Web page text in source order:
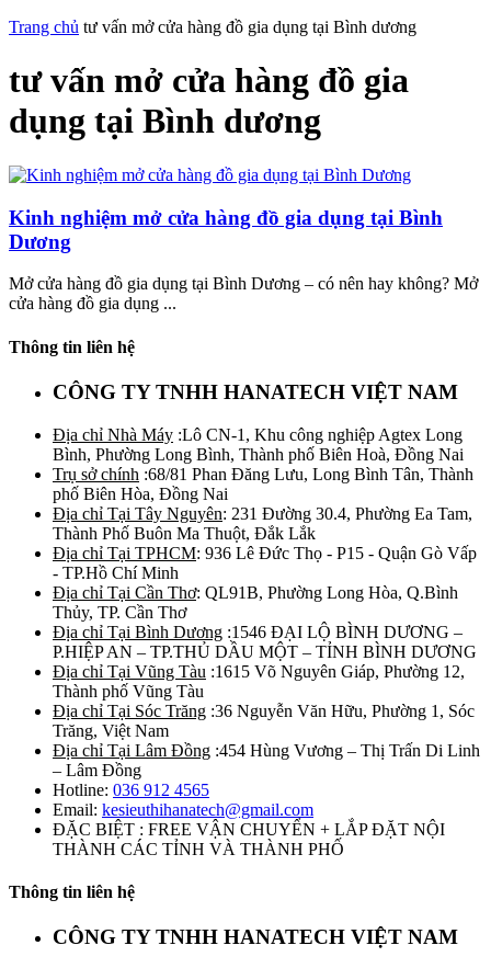
Trang chủ tư vấn mở cửa hàng đồ gia dụng tại Bình dương
tư vấn mở cửa hàng đồ gia
dụng tại Bình dương
Kinh nghiệm mở cửa hàng đồ gia dụng tại Bình
Dương
Mở cửa hàng đồ gia dụng tại Bình Dương – có nên hay không? Mở
cửa hàng đồ gia dụng ...
Thông tin liên hệ
CÔNG TY TNHH HANATECH VIỆT NAM
Địa chỉ Nhà Máy :Lô CN-1, Khu công nghiệp Agtex Long
Bình, Phường Long Bình, Thành phố Biên Hoà, Đồng Nai
Trụ sở chính :68/81 Phan Đăng Lưu, Long Bình Tân, Thành
phố Biên Hòa, Đồng Nai
Địa chỉ Tại Tây Nguyên: 231 Đường 30.4, Phường Ea Tam,
Thành Phố Buôn Ma Thuột, Đắk Lắk
Địa chỉ Tại TPHCM: 936 Lê Đức Thọ - P15 - Quận Gò Vấp
- TP.Hồ Chí Minh
Địa chỉ Tại Cần Thơ: QL91B, Phường Long Hòa, Q.Bình
Thủy, TP. Cần Thơ
Địa chỉ Tại Bình Dương :1546 ĐẠI LỘ BÌNH DƯƠNG –
P.HIỆP AN – TP.THỦ DẦU MỘT – TỈNH BÌNH DƯƠNG
Địa chỉ Tại Vũng Tàu :1615 Võ Nguyên Giáp, Phường 12,
Thành phố Vũng Tàu
Địa chỉ Tại Sóc Trăng :36 Nguyễn Văn Hữu, Phường 1, Sóc
Trăng, Việt Nam
Địa chỉ Tại Lâm Đồng :454 Hùng Vương – Thị Trấn Di Linh
– Lâm Đồng
Hotline: 036 912 4565
Email: kesieuthihanatech@gmail.com
ĐẶC BIỆT : FREE VẬN CHUYỂN + LẮP ĐẶT NỘI
THÀNH CÁC TỈNH VÀ THÀNH PHỐ
Thông tin liên hệ
CÔNG TY TNHH HANATECH VIỆT NAM